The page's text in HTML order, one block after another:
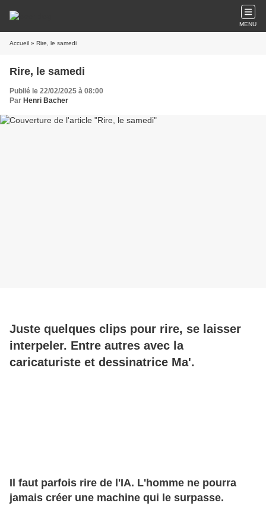
MENU
Accueil » Rire, le samedi
Rire, le samedi
Publié le 22/02/2025 à 08:00
Par Henri Bacher
Juste quelques clips pour rire, se laisser
interpeler. Entre autres avec la
caricaturiste et dessinatrice Ma'.
Il faut parfois rire de l'IA. L'homme ne pourra
jamais créer une machine qui le surpasse.